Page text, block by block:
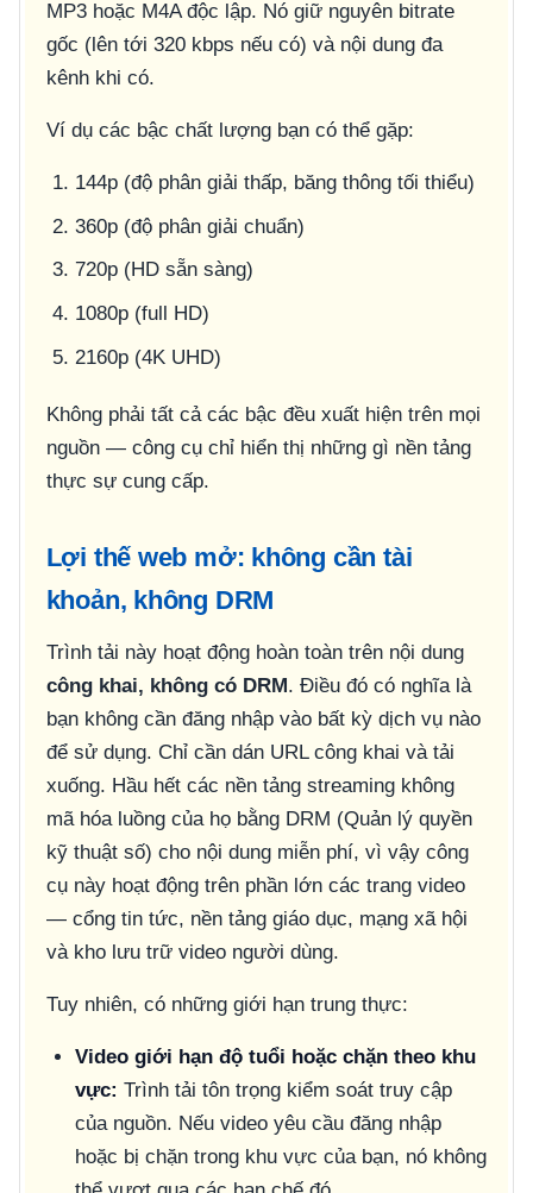
MP3 hoặc M4A độc lập. Nó giữ nguyên bitrate
gốc (lên tới 320 kbps nếu có) và nội dung đa
kênh khi có.
Ví dụ các bậc chất lượng bạn có thể gặp:
144p (độ phân giải thấp, băng thông tối thiểu)
360p (độ phân giải chuẩn)
720p (HD sẵn sàng)
1080p (full HD)
2160p (4K UHD)
Không phải tất cả các bậc đều xuất hiện trên mọi
nguồn — công cụ chỉ hiển thị những gì nền tảng
thực sự cung cấp.
Lợi thế web mở: không cần tài
khoản, không DRM
Trình tải này hoạt động hoàn toàn trên nội dung
công khai, không có DRM. Điều đó có nghĩa là
bạn không cần đăng nhập vào bất kỳ dịch vụ nào
để sử dụng. Chỉ cần dán URL công khai và tải
xuống. Hầu hết các nền tảng streaming không
mã hóa luồng của họ bằng DRM (Quản lý quyền
kỹ thuật số) cho nội dung miễn phí, vì vậy công
cụ này hoạt động trên phần lớn các trang video
— cổng tin tức, nền tảng giáo dục, mạng xã hội
và kho lưu trữ video người dùng.
Tuy nhiên, có những giới hạn trung thực:
Video giới hạn độ tuổi hoặc chặn theo khu
vực: Trình tải tôn trọng kiểm soát truy cập
của nguồn. Nếu video yêu cầu đăng nhập
hoặc bị chặn trong khu vực của bạn, nó không